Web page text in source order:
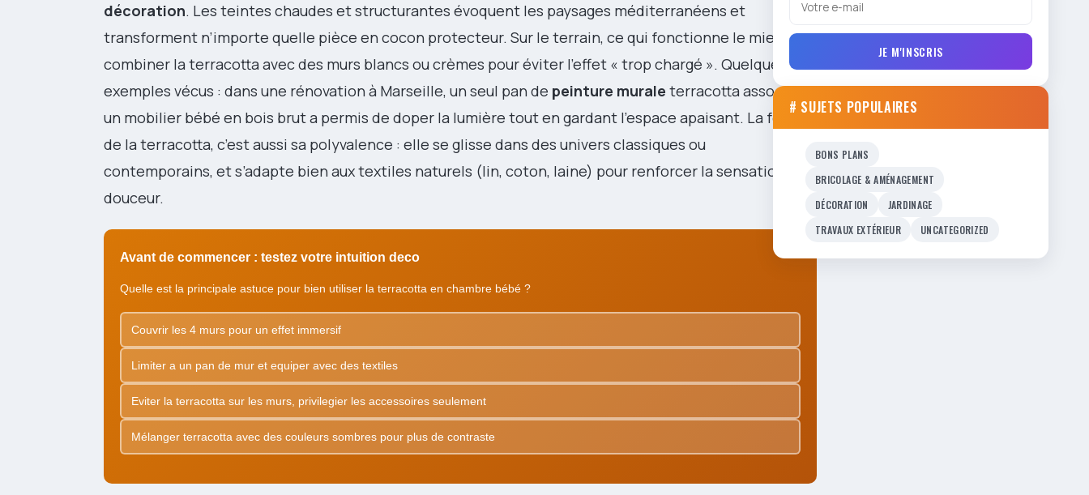
décoration. Les teintes chaudes et structurantes évoquent les paysages méditerranéens et
transforment n’importe quelle pièce en cocon protecteur. Sur le terrain, ce qui fonctionne le mieux :
combiner la terracotta avec des murs blancs ou crèmes pour éviter l’effet « trop chargé ». Quelques
exemples vécus : dans une rénovation à Marseille, un seul pan de peinture murale terracotta associé à
un mobilier bébé en bois brut a permis de doper la lumière tout en gardant l’espace apaisant. La force
de la terracotta, c’est aussi sa polyvalence : elle se glisse dans des univers classiques ou
contemporains, et s’adapte bien aux textiles naturels (lin, coton, laine) pour renforcer la sensation de
douceur.
Avant de commencer : testez votre intuition deco
Quelle est la principale astuce pour bien utiliser la terracotta en chambre bébé ?
Couvrir les 4 murs pour un effet immersif
Limiter a un pan de mur et equiper avec des textiles
Eviter la terracotta sur les murs, privilegier les accessoires seulement
Mélanger terracotta avec des couleurs sombres pour plus de contraste
JE M'INSCRIS
# SUJETS POPULAIRES
BONS PLANS
BRICOLAGE & AMÉNAGEMENT
DÉCORATION
JARDINAGE
TRAVAUX EXTÉRIEUR
UNCATEGORIZED